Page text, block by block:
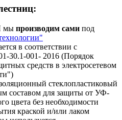
мы производим сами под
в соответствии с
30.1-001- 2016 (Порядок
средств в электросетевом
стеклопластиковый
составом для защиты от УФ-
цвета без необходимости
краской и/или лаком